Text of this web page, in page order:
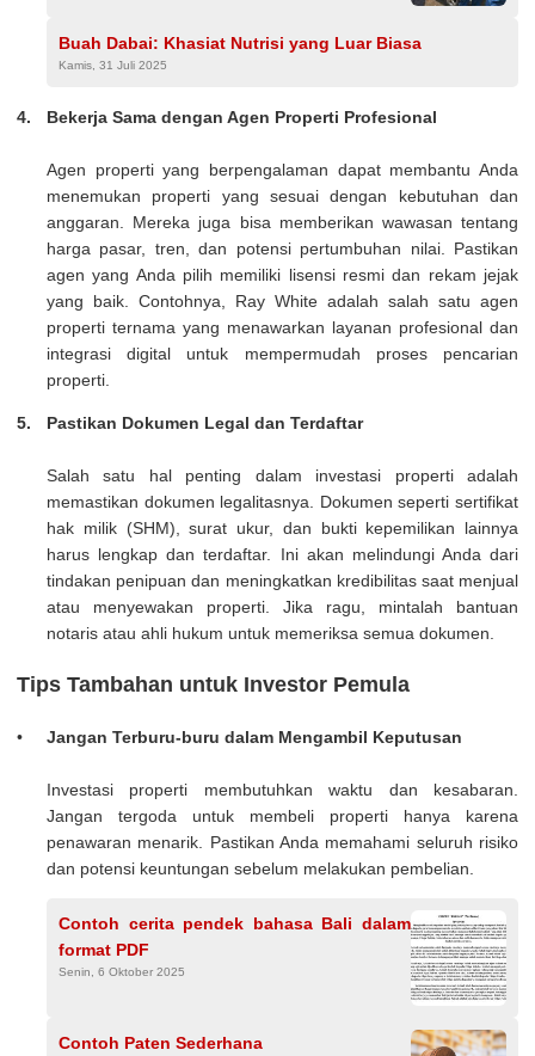
Buah Dabai: Khasiat Nutrisi yang Luar Biasa
Kamis, 31 Juli 2025
Bekerja Sama dengan Agen Properti Profesional
Agen properti yang berpengalaman dapat membantu Anda
menemukan properti yang sesuai dengan kebutuhan dan
anggaran. Mereka juga bisa memberikan wawasan tentang
harga pasar, tren, dan potensi pertumbuhan nilai. Pastikan
agen yang Anda pilih memiliki lisensi resmi dan rekam jejak
yang baik. Contohnya, Ray White adalah salah satu agen
properti ternama yang menawarkan layanan profesional dan
integrasi digital untuk mempermudah proses pencarian
properti.
Pastikan Dokumen Legal dan Terdaftar
Salah satu hal penting dalam investasi properti adalah
memastikan dokumen legalitasnya. Dokumen seperti sertifikat
hak milik (SHM), surat ukur, dan bukti kepemilikan lainnya
harus lengkap dan terdaftar. Ini akan melindungi Anda dari
tindakan penipuan dan meningkatkan kredibilitas saat menjual
atau menyewakan properti. Jika ragu, mintalah bantuan
notaris atau ahli hukum untuk memeriksa semua dokumen.
Tips Tambahan untuk Investor Pemula
Jangan Terburu-buru dalam Mengambil Keputusan
Investasi properti membutuhkan waktu dan kesabaran.
Jangan tergoda untuk membeli properti hanya karena
penawaran menarik. Pastikan Anda memahami seluruh risiko
dan potensi keuntungan sebelum melakukan pembelian.
Contoh cerita pendek bahasa Bali dalam
format PDF
Senin, 6 Oktober 2025
Contoh Paten Sederhana